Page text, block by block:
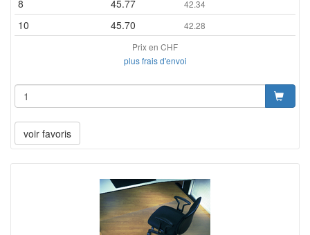
8 45.77 42.34
10 45.70
42.28
Prix en CHF
plus frais d'envoi
voir favoris